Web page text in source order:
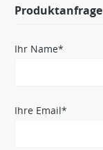
Produktanfrage
Ihr Name*
Ihre Email*